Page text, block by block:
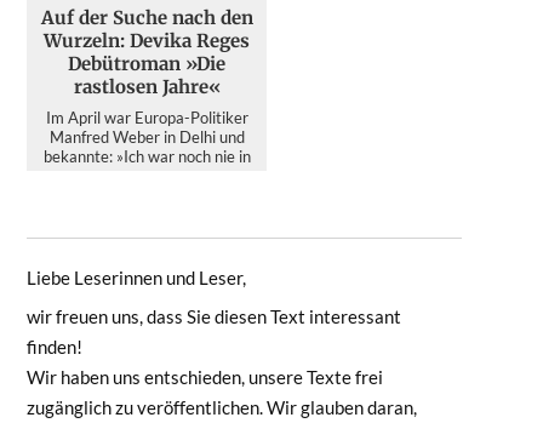
Auf der Suche nach den
Wurzeln: Devika Reges
Debütroman »Die
rastlosen Jahre«
Im April war Europa-Politiker
Manfred Weber in Delhi und
bekannte: »Ich war noch nie in
Liebe Leserinnen und Leser,
wir freuen uns, dass Sie diesen Text interessant
finden!
Wir haben uns entschieden, unsere Texte frei
zugänglich zu veröffentlichen. Wir glauben daran,